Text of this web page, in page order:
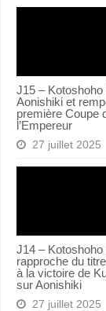
J15 – Kotoshoho
Aonishiki et
première Coupe
l’Empereur
27 juillet 2025
J14 – Kotoshoho
rapproche du
à la victoire de
sur Aonishiki
27 juillet 2025